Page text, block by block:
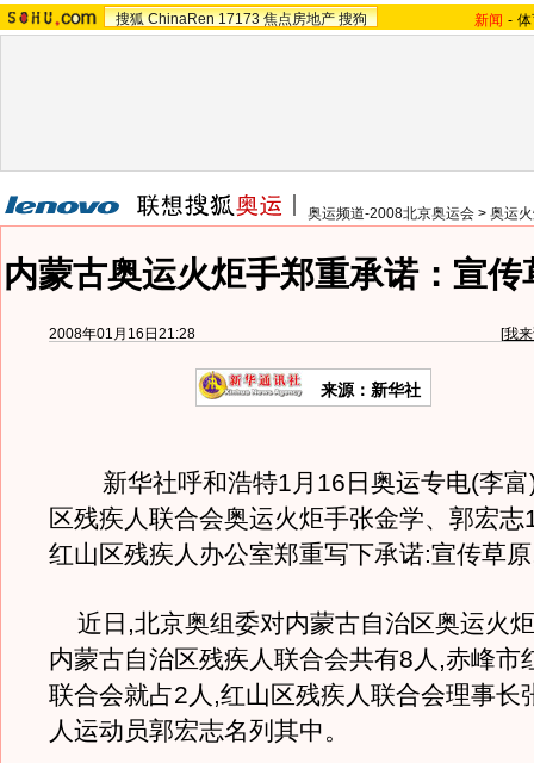
搜狐 ChinaRen 17173 焦点房地产 搜狗 新闻 -
奥运频道-2008北京奥运会 > 奥运
内蒙古奥运火炬手郑重承诺：宣
2008年01月16日21:28 [我
来源：新华社
新华社呼和浩特1月16日奥运专电(李富
区残疾人联合会奥运火炬手张金学、郭宏志
红山区残疾人办公室郑重写下承诺:宣传草
近日,北京奥组委对内蒙古自治区奥运火
内蒙古自治区残疾人联合会共有8人,赤峰市
联合会就占2人,红山区残疾人联合会理事长
人运动员郭宏志名列其中。